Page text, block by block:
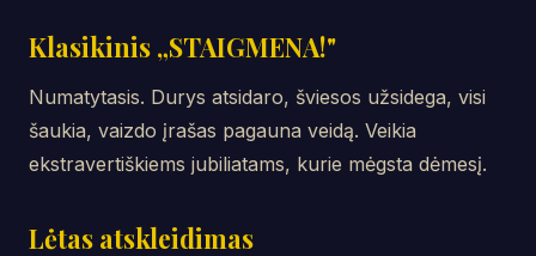
Klasikinis „STAIGMENA!"
Numatytasis. Durys atsidaro, šviesos užsidega, visi
šaukia, vaizdo įrašas pagauna veidą. Veikia
ekstravertiškiems jubiliatams, kurie mėgsta dėmesį.
Lėtas atskleidimas